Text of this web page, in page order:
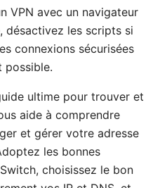
VPN avec un navigateur
désactivez les scripts si
connexions sécurisées
possible.
ultime pour trouver et
aide à comprendre
et gérer votre adresse
les bonnes
choisissez le bon